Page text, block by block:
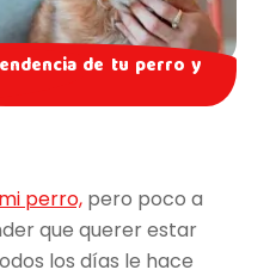
de tu perro y
perro, pero poco a
que querer estar
los días le hace